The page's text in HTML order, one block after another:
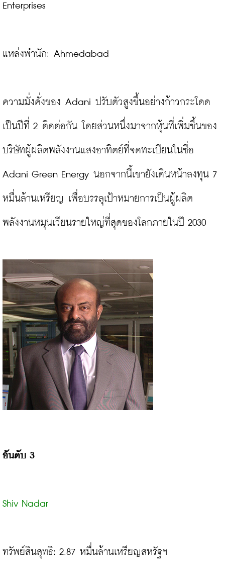
Enterprises
แหล่งพำนัก: Ahmedabad
ความมั่งคั่งของ Adani ปรับตัวสูงขึ้นอย่างก้าวกระโดด
เป็นปีที่ 2 ติดต่อกัน โดยส่วนหนึ่งมาจากหุ้นที่เพิ่มขึ้นของ
บริษัทผู้ผลิตพลังงานแสงอาทิตย์ที่จดทะเบียนในชื่อ
Adani Green Energy นอกจากนี้เขายังเดินหน้าลงทุน 7
หมื่นล้านเหรียญ เพื่อบรรลุเป้าหมายการเป็นผู้ผลิต
พลังงานหมุนเวียนรายใหญ่ที่สุดของโลกภายในปี 2030
อันดับ 3
Shiv Nadar
ทรัพย์สินสุทธิ: 2.87 หมื่นล้านเหรียญสหรัฐฯ